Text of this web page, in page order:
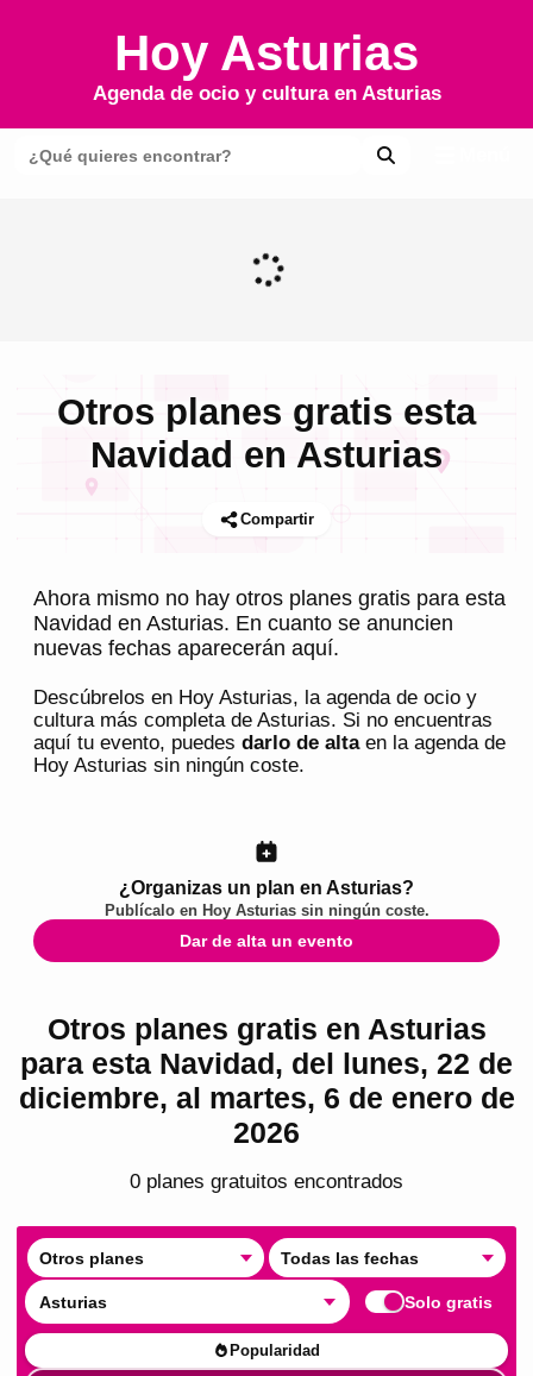
Hoy Asturias
Agenda de ocio y cultura en Asturias
Otros planes gratis esta
Navidad en Asturias
Compartir
Ahora mismo no hay otros planes gratis para esta
Navidad en Asturias. En cuanto se anuncien
nuevas fechas aparecerán aquí.
Descúbrelos en Hoy Asturias, la agenda de ocio y
cultura más completa de Asturias. Si no encuentras
aquí tu evento, puedes darlo de altaen la agenda de
Hoy Asturias sin ningún coste.
¿Organizas un plan en Asturias?
Publícalo en Hoy Asturiassin ningún coste.
Dar de alta un evento
Otros planes gratis en Asturias
para esta Navidad, del lunes, 22 de
diciembre, al martes, 6 de enero de
2026
0 planes gratuitos encontrados
Otros planes Todas las fechas
Asturias Solo gratis
Popularidad